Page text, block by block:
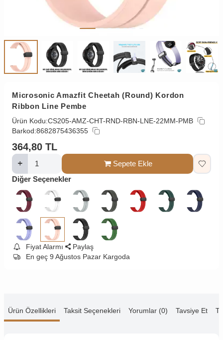
Microsonic Amazfit Cheetah (Round) Kordon
Ribbon Line Pembe
Ürün Kodu:CS205-AMZ-CHT-RND-RBN-LNE-22MM-PMB
Barkod:8682875436355
364,80 TL
Sepete Ekle
Diğer Seçenekler
Fiyat Alarmı
Paylaş
En geç 9 Ağustos Pazar Kargoda
Ürün Özellikleri Taksit Seçenekleri Yorumlar (0) Tavsiye Et